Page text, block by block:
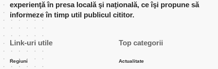
experienţă în presa locală şi naţională, ce îşi propune să
informeze în timp util publicul cititor.
Link-uri utile
Regiuni
Top categorii
Actualitate